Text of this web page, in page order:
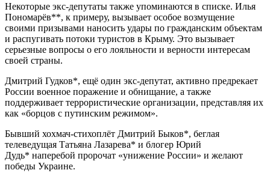
Некоторые экс-депутаты также упоминаются в списке. Илья
Пономарёв**, к примеру, вызывает особое возмущение
своими призывами наносить удары по гражданским объектам
и распугивать потоки туристов в Крыму. Это вызывает
серьезные вопросы о его лояльности и верности интересам
своей страны.
Дмитрий Гудков*, ещё один экс-депутат, активно предрекает
России военное поражение и обнищание, а также
поддерживает террористические организации, представляя их
как «борцов с путинским режимом».
Бывший хохмач-стихоплёт Дмитрий Быков*, беглая
телеведущая Татьяна Лазарева* и блогер Юрий
Дудь* наперебой пророчат «унижение России» и желают
победы Украине.